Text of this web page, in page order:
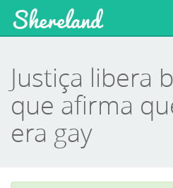
Shereland
Justiça libera
que afirma
era gay